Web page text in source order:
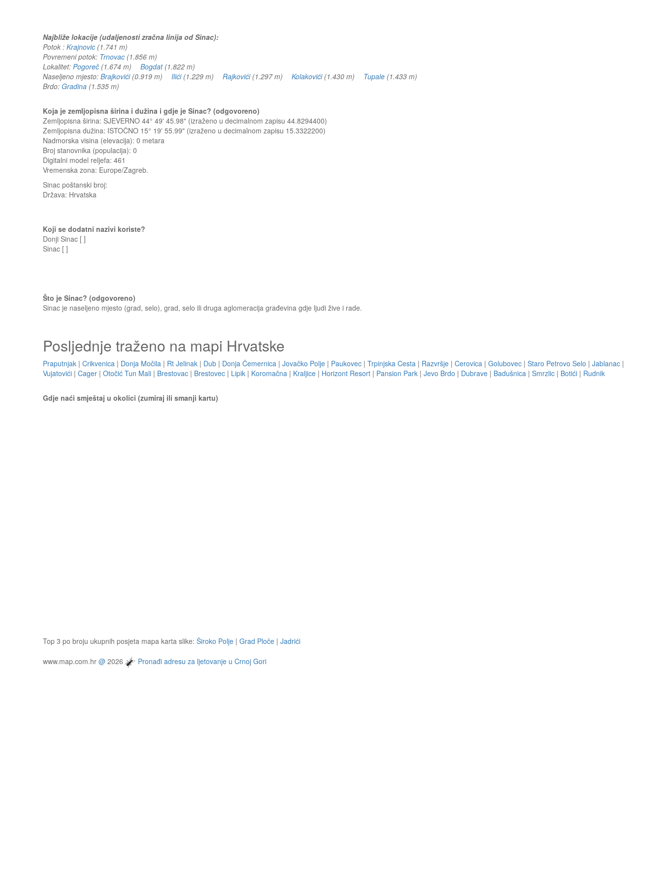
Najbliže lokacije (udaljenosti zračna linija od Sinac):
Potok : Krajnovic (1.741 m)
Povremeni potok: Trnovac (1.856 m)
Lokalitet: Pogoreč (1.674 m) Bogdat(1.822 m)
Naseljeno mjesto: Brajkovići(0.919 m) Ilići(1.229 m) Rajkovići(1.297 m) Kolakovići(1.430 m) Tupale (1.433 m)
Brdo: Gradina (1.535 m)
Koja je zemljopisna širina i dužina i gdje je Sinac? (odgovoreno)
Zemljopisna širina: SJEVERNO 44° 49' 45.98" (izraženo u decimalnom zapisu 44.8294400)
Zemljopisna dužina: ISTOČNO 15° 19' 55.99" (izraženo u decimalnom zapisu 15.3322200)
Nadmorska visina (elevacija): 0 metara
Broj stanovnika (populacija): 0
Digitalni model reljefa: 461
Vremenska zona: Europe/Zagreb.
Sinac poštanski broj:
Država: Hrvatska
Koji se dodatni nazivi koriste?
Donji Sinac [ ]
Sinac [ ]
Što je Sinac? (odgovoreno)
Sinac je naseljeno mjesto (grad, selo), grad, selo ili druga aglomeracija građevina gdje ljudi žive i rade.
Posljednje traženo na mapi Hrvatske
Praputnjak | Crikvenica | Donja Močila | Rt Jelinak | Dub | Donja Čemernica | Jovačko Polje | Paukovec | Trpinjska Cesta | Razvršje | Cerovica | Golubovec | Staro Petrovo Selo | Jablanac |
Vujatovići | Cager | Otočić Tun Mali | Brestovac | Brestovec | Lipik | Koromačna | Kraljice | Horizont Resort | Pansion Park | Jevo Brdo | Dubrave | Badušnica | Smrzlic | Botići | Rudnik
Gdje naći smještaj u okolici (zumiraj ili smanji kartu)
Top 3 po broju ukupnih posjeta mapa karta slike: Široko Polje | Grad Ploče | Jadrići
www.map.com.hr @ 2026 Pronađi adresu za ljetovanje u Crnoj Gori